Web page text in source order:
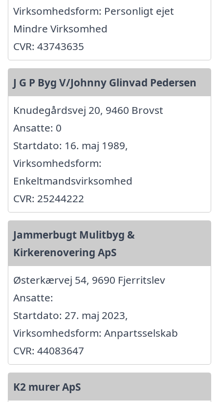
Virksomhedsform: Personligt ejet
Mindre Virksomhed
CVR: 43743635
J G P Byg V/Johnny Glinvad Pedersen
Knudegårdsvej 20, 9460 Brovst
Ansatte: 0
Startdato: 16. maj 1989,
Virksomhedsform:
Enkeltmandsvirksomhed
CVR: 25244222
Jammerbugt Mulitbyg &
Kirkerenovering ApS
Østerkærvej 54, 9690 Fjerritslev
Ansatte:
Startdato: 27. maj 2023,
Virksomhedsform: Anpartsselskab
CVR: 44083647
K2 murer ApS